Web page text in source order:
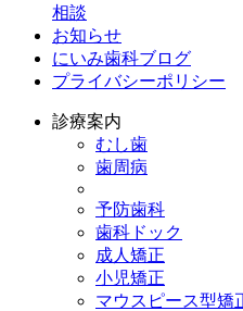
相談
お知らせ
にいみ歯科ブログ
プライバシーポリシー
診療案内
むし歯
歯周病
予防歯科
歯科ドック
成人矯正
小児矯正
マウスピース型矯